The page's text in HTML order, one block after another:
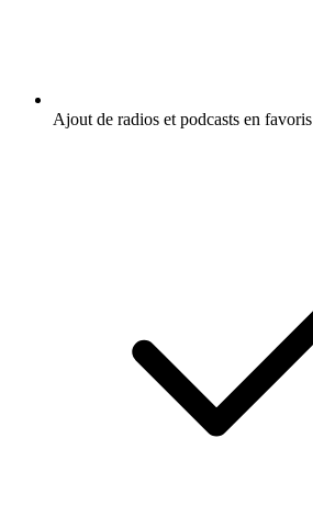
Ajout de radios et podcasts en favoris